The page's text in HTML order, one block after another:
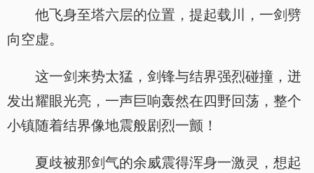
他飞身至塔六层的位置，提起载川，一剑劈
向空虚。
这一剑来势太猛，剑锋与结界强烈碰撞，迸
发出耀眼光亮，一声巨响轰然在四野回荡，整个
小镇随着结界像地震般剧烈一颤！
夏歧被那剑气的余威震得浑身一激灵，想起